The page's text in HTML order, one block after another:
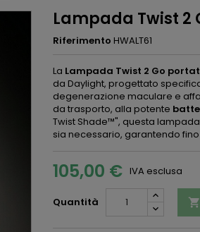
Lampada Twist 2
Riferimento HWALT61
La Lampada Twist 2 Go
da Daylight, progettato
degenerazione maculare e
da trasporto, alla potente
Twist Shade™", questa
sia necessario, garantendo
105,00 € IVA esclusa
Quantità 